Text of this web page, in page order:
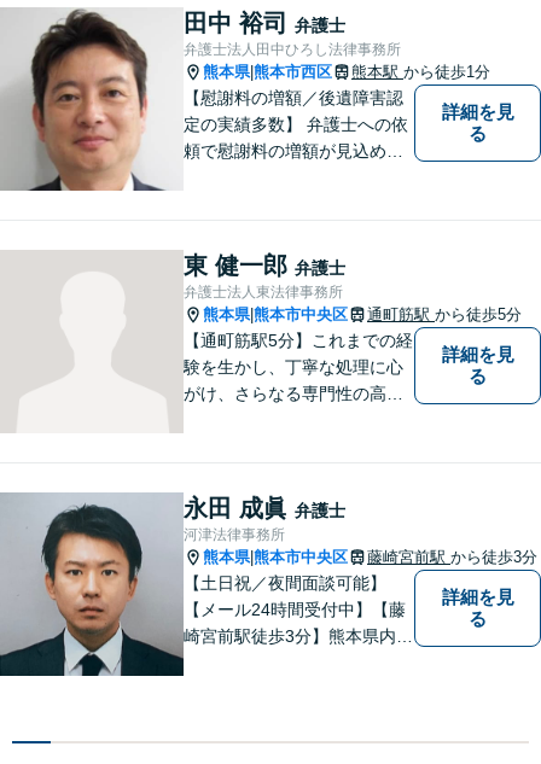
ート。企業からのご相談も承
ります【交通事故】弁護士費
用特約の利用可【夜間・休日
面談可】
田中 裕司 弁護士
弁護士法人田中ひろし法律事務所
熊本県|熊本市西区 熊本駅 から徒歩1分
【慰謝料の増額／後遺障害認
定の実績多数】 弁護士への依
頼で慰謝料の増額が見込めま
ノウハウ多数】相続手続きか
ら遺言書までトータルサポー
ト【JR熊本駅から徒歩1分】
詳細を見
る
東 健一郎 弁護士
弁護士法人東法律事務所
熊本県|熊本市中央区 通町筋駅 から徒歩5分
【通町筋駅5分】これまでの経
験を生かし、丁寧な処理に心
がけ、さらなる専門性の高い
意しております。様々な問題
に悩まれたとき、まずはお気
軽にご相談下さい。
詳細を見
る
永田 成眞 弁護士
河津法律事務所
熊本県|熊本市中央区 藤崎宮前駅 から徒歩3分
【土日祝／夜間面談可能】
【メール24時間受付中】【藤
崎宮前駅徒歩3分】熊本県内及
の方の契約関係トラブルまで
詳細を見
る